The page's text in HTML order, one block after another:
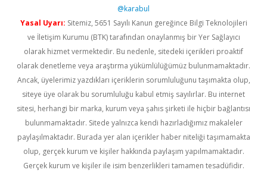
@karabul
Yasal Uyarı: Sitemiz, 5651 Sayılı Kanun gereğince Bilgi Teknolojileri
ve İletişim Kurumu (BTK) tarafından onaylanmış bir Yer Sağlayıcı
olarak hizmet vermektedir. Bu nedenle, sitedeki içerikleri proaktif
olarak denetleme veya araştırma yükümlülüğümüz bulunmamaktadır.
Ancak, üyelerimiz yazdıkları içeriklerin sorumluluğunu taşımakta olup,
siteye üye olarak bu sorumluluğu kabul etmiş sayılırlar. Bu internet
sitesi, herhangi bir marka, kurum veya şahıs şirketi ile hiçbir bağlantısı
bulunmamaktadır. Sitede yalnızca kendi hazırladığımız makaleler
paylaşılmaktadır. Burada yer alan içerikler haber niteliği taşımamakta
olup, gerçek kurum ve kişiler hakkında paylaşım yapılmamaktadır.
Gerçek kurum ve kişiler ile isim benzerlikleri tamamen tesadüfidir.